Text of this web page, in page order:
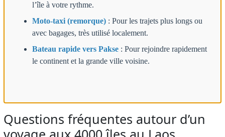
l’île à votre rythme.
Moto-taxi (remorque) : Pour les trajets plus longs ou
avec bagages, très utilisé localement.
Bateau rapide vers Pakse : Pour rejoindre rapidement
le continent et la grande ville voisine.
Questions fréquentes autour d’un